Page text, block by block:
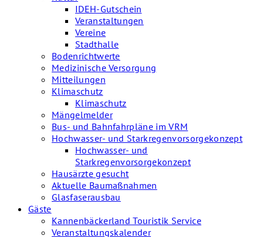
IDEH-Gutschein
Veranstaltungen
Vereine
Stadthalle
Bodenrichtwerte
Medizinische Versorgung
Mitteilungen
Klimaschutz
Klimaschutz
Mängelmelder
Bus- und Bahnfahrpläne im VRM
Hochwasser- und Starkregenvorsorgekonzept
Hochwasser- und
Starkregenvorsorgekonzept
Hausärzte gesucht
Aktuelle Baumaßnahmen
Glasfaserausbau
Gäste
Kannenbäckerland Touristik Service
Veranstaltungskalender